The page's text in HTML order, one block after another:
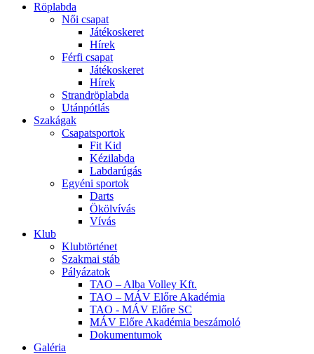
Röplabda
Női csapat
Játékoskeret
Hírek
Férfi csapat
Játékoskeret
Hírek
Strandröplabda
Utánpótlás
Szakágak
Csapatsportok
Fit Kid
Kézilabda
Labdarúgás
Egyéni sportok
Darts
Ökölvívás
Vívás
Klub
Klubtörténet
Szakmai stáb
Pályázatok
TAO – Alba Volley Kft.
TAO – MÁV Előre Akadémia
TAO - MÁV Előre SC
MÁV Előre Akadémia beszámoló
Dokumentumok
Galéria